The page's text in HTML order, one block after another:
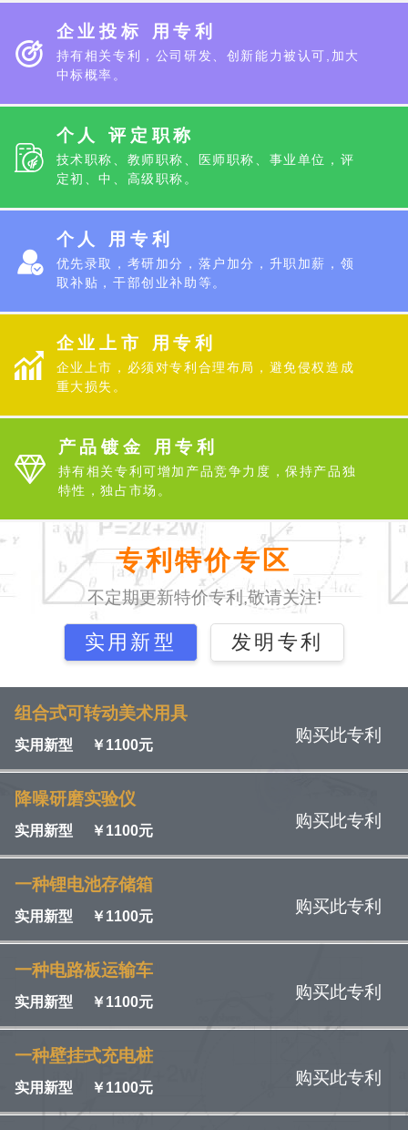
企业投标 用专利
持有相关专利，公司研发、创新能力被认可,加大
中标概率。
个人 评定职称
技术职称、教师职称、医师职称、事业单位，评
定初、中、高级职称。
个人 用专利
优先录取，考研加分，落户加分，升职加薪，领
取补贴，干部创业补助等。
企业上市 用专利
企业上市，必须对专利合理布局，避免侵权造成
重大损失。
产品镀金 用专利
持有相关专利可增加产品竞争力度，保持产品独
特性，独占市场。
专利特价专区
不定期更新特价专利,敬请关注!
实用新型 发明专利
组合式可转动美术用具
实用新型 ￥1100元
购买此专利
降噪研磨实验仪
实用新型 ￥1100元
购买此专利
一种锂电池存储箱
实用新型 ￥1100元
购买此专利
一种电路板运输车
实用新型 ￥1100元
购买此专利
一种壁挂式充电桩
实用新型 ￥1100元
购买此专利